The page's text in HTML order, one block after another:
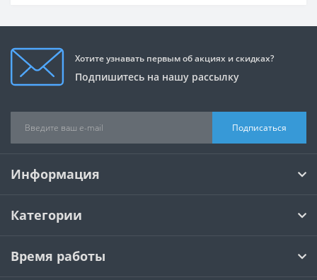
Хотите узнавать первым об акциях и скидках?
Подпишитесь на нашу рассылку
Подписаться
Информация
Категории
Время работы